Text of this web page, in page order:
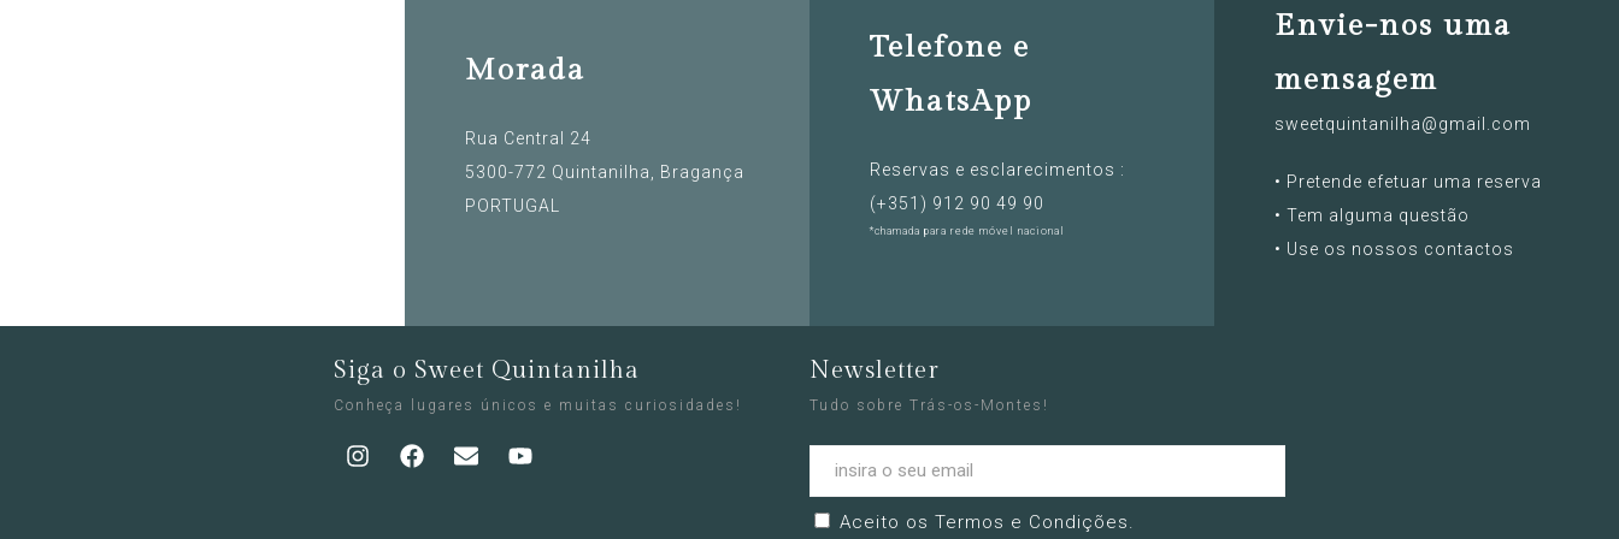
Morada
Rua Central 24
5300-772 Quintanilha, Bragança
PORTUGAL
Telefone e
WhatsApp
Reservas e esclarecimentos :
(+351) ‭912 90 49 90‬
*chamada para rede móvel nacional
Envie-nos uma
mensagem
sweetquintanilha@gmail.com
• Pretende efetuar uma reserva
• Tem alguma questão
• Use os nossos contactos
Siga o Sweet Quintanilha
Conheça lugares únicos e muitas curiosidades!
Newsletter
Tudo sobre Trás-os-Montes!
Aceito os Termos e Condições.